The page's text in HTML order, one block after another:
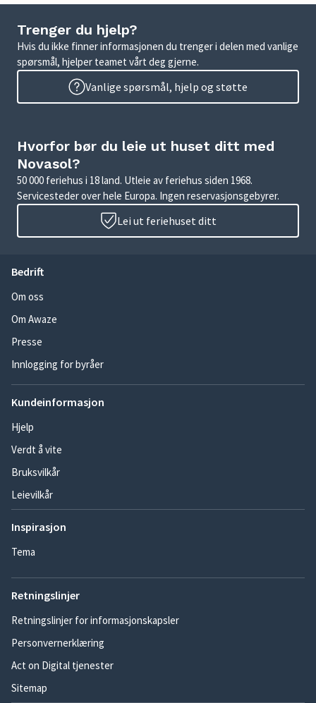
Trenger du hjelp?
Hvis du ikke finner informasjonen du trenger i delen med vanlige
spørsmål, hjelper teamet vårt deg gjerne.
Vanlige spørsmål, hjelp og støtte
Hvorfor bør du leie ut huset ditt med
Novasol?
50 000 feriehus i 18 land. Utleie av feriehus siden 1968.
Servicesteder over hele Europa. Ingen reservasjonsgebyrer.
Lei ut feriehuset ditt
Bedrift
Om oss
Om Awaze
Presse
Innlogging for byråer
Kundeinformasjon
Hjelp
Verdt å vite
Bruksvilkår
Leievilkår
Inspirasjon
Tema
Retningslinjer
Retningslinjer for informasjonskapsler
Personvernerklæring
Act on Digital tjenester
Sitemap